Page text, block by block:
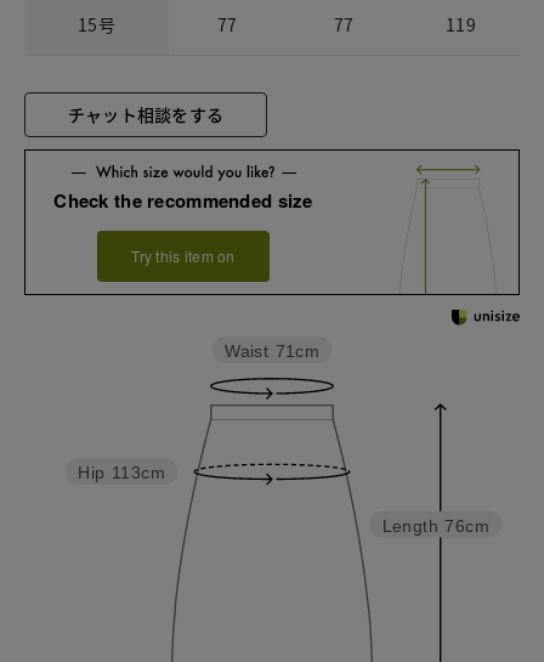
15号 77 77 119
チャット相談をする
Check the recommended size
Try this item on
Length 76cm
Hip 113cm
Waist 71cm